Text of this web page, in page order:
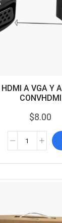
HDMI A VGA Y
CONVHDMI
$8.00